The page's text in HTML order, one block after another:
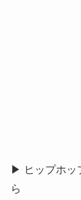
▶ ヒップホッ
ら